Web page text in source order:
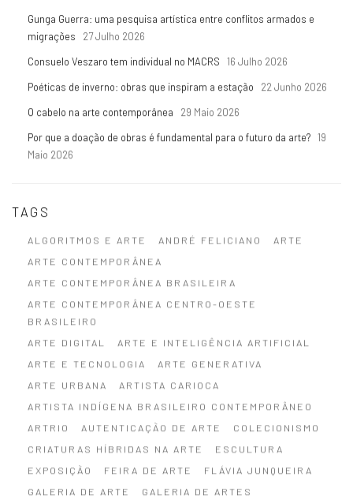
Gunga Guerra: uma pesquisa artística entre conflitos armados e
migrações
27 Julho 2026
Consuelo Veszaro tem individual no MACRS
16 Julho 2026
Poéticas de inverno: obras que inspiram a estação 22 Junho 2026
O cabelo na arte contemporânea
29 Maio 2026
Por que a doação de obras é fundamental para o futuro da arte? 19
Maio 2026
TAGS
ALGORITMOS E ARTE ANDRÉ FELICIANO
ARTE
ARTE CONTEMPORÂNEA
ARTE CONTEMPORÂNEA BRASILEIRA
ARTE CONTEMPORÂNEA CENTRO-OESTE
BRASILEIRO
ARTE DIGITAL
ARTE E INTELIGÊNCIA ARTIFICIAL
ARTE E TECNOLOGIA
ARTE GENERATIVA
ARTE URBANA
ARTISTA CARIOCA
ARTISTA INDÍGENA BRASILEIRO CONTEMPORÂNEO
ARTRIO
AUTENTICAÇÃO DE ARTE
COLECIONISMO
CRIATURAS HÍBRIDAS NA ARTE
ESCULTURA
EXPOSIÇÃO
FEIRA DE ARTE
FLÁVIA JUNQUEIRA
GALERIA DE ARTE
GALERIA DE ARTES